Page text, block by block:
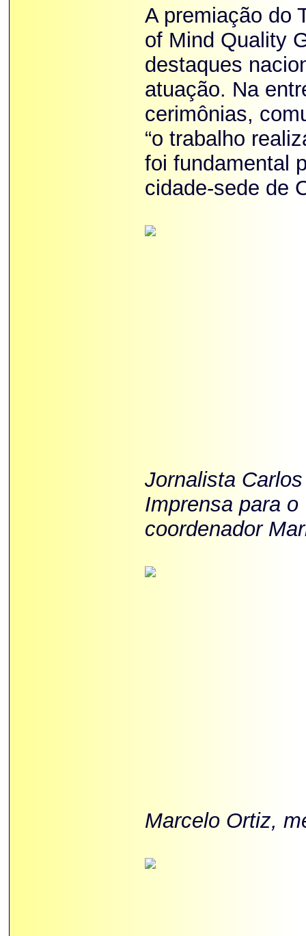
A premiação do
of Mind Quality
destaques
atuação. Na
cerimônias,
“o trabalho
foi fundamental
cidade-sede de
Jornalista
Imprensa para o
coordenador
Marcelo Ortiz,